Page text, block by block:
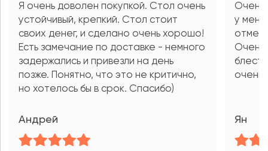
Я очень доволен покупкой. Стол очень
устойчивый, крепкий. Стол стоит
своих денег, и сделано очень хорошо!
Есть замечание по доставке - немного
задержались и привезли на день
позже. Понятно, что это не критично,
но хотелось бы в срок. Спасибо)
Андрей
Очень
у меня
Очень
очень
Ян